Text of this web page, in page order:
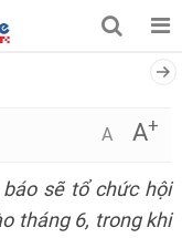
A A+
sẽ tổ chức hội
tháng 6, trong khi